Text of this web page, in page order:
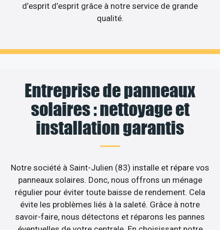
d’esprit d’esprit grâce à notre service de grande
qualité.
Entreprise de panneaux
solaires : nettoyage et
installation garantis
Notre société à Saint-Julien (83) installe et répare vos
panneaux solaires. Donc, nous offrons un ménage
régulier pour éviter toute baisse de rendement. Cela
évite les problèmes liés à la saleté. Grâce à notre
savoir-faire, nous détectons et réparons les pannes